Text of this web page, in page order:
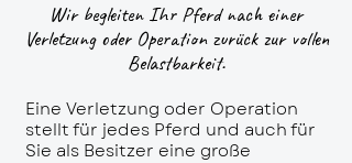
Wir begleiten Ihr Pferd nach einer
Verletzung oder Operation zurück zur vollen
Belastbarkeit.
Eine Verletzung oder Operation
stellt für jedes Pferd und auch für
Sie als Besitzer eine große